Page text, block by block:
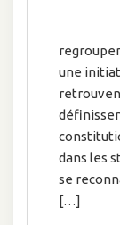
une
dans les
se
[…]